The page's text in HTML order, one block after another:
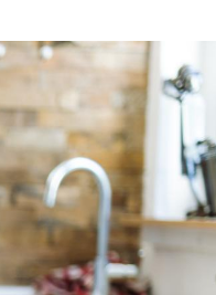
Comment
pendant les